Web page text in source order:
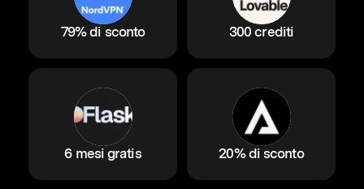
79% di sconto 300 crediti
6 mesi gratis 20% di sconto